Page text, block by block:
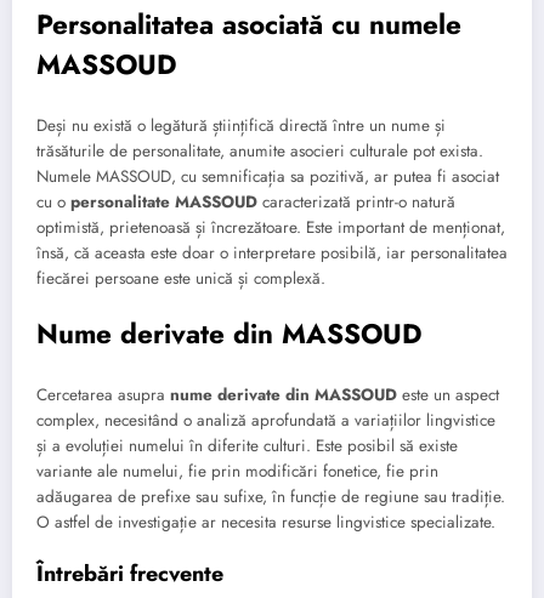
Personalitatea asociată cu numele
MASSOUD
Deși nu există o legătură științifică directă între un nume și
trăsăturile de personalitate, anumite asocieri culturale pot exista.
Numele MASSOUD, cu semnificația sa pozitivă, ar putea fi asociat
cu o personalitate MASSOUD caracterizată printr-o natură
optimistă, prietenoasă și încrezătoare. Este important de menționat,
însă, că aceasta este doar o interpretare posibilă, iar personalitatea
fiecărei persoane este unică și complexă.
Nume derivate din MASSOUD
Cercetarea asupra nume derivate din MASSOUD este un aspect
complex, necesitând o analiză aprofundată a variațiilor lingvistice
și a evoluției numelui în diferite culturi. Este posibil să existe
variante ale numelui, fie prin modificări fonetice, fie prin
adăugarea de prefixe sau sufixe, în funcție de regiune sau tradiție.
O astfel de investigație ar necesita resurse lingvistice specializate.
Întrebări frecvente